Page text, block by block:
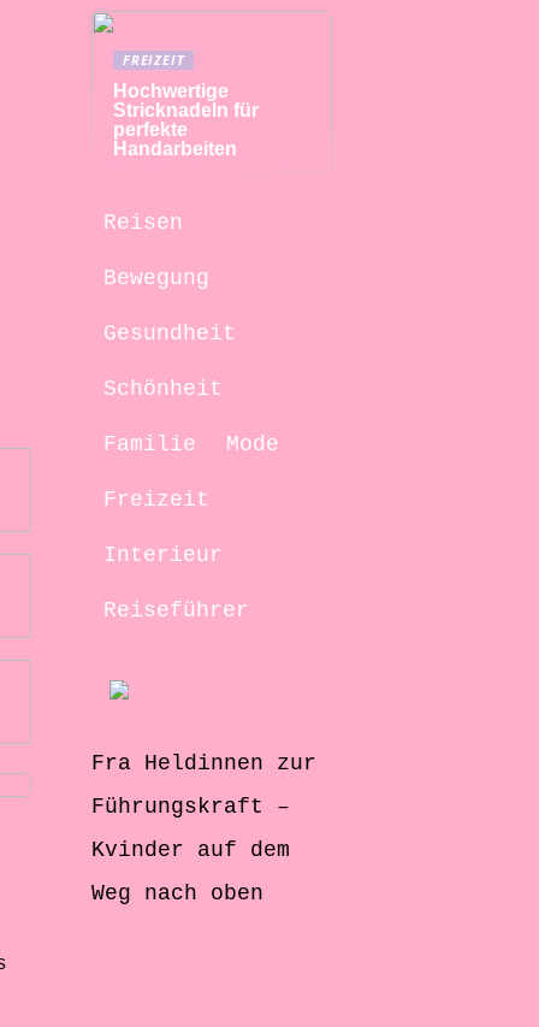
FREIZEIT
Hochwertige
Stricknadeln für
perfekte
Handarbeiten
Reisen
Bewegung
Gesundheit
Schönheit
Familie Mode
Freizeit
Interieur
Reiseführer
Fra Heldinnen zur
Führungskraft –
Kvinder auf dem
Weg nach oben